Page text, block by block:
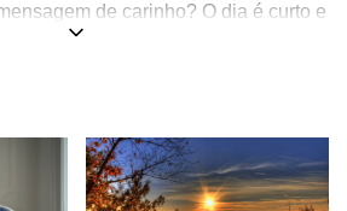
de carinho? O dia é curto e
não pense duas vezes antes de
mas fale mais do que uma simples
Mensagens com Amor, você poderá
carinhosas, otimistas, reflexivas e